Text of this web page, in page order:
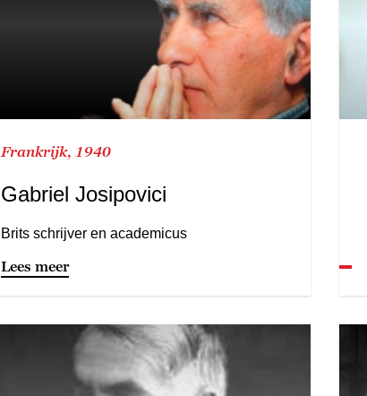
Frankrijk, 1940
Gabriel Josipovici
Brits schrijver en academicus
Lees meer